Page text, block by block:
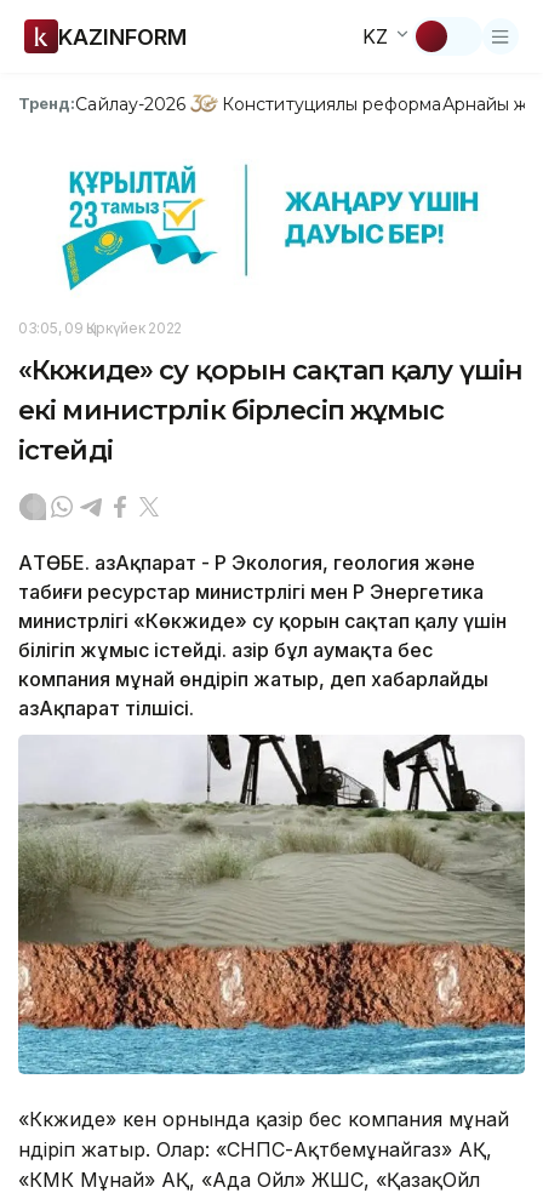
KAZINFORM KZ
Тренд:Сайлау-2026 Конституциялық реформаАрнайы
03:05, 09 Қыркүйек 2022
«Көкжиде» су қорын сақтап қалу үшін
екі министрлік бірлесіп жұмыс
істейді
АҚТӨБЕ. ҚазАқпарат - ҚР Экология, геология және
табиғи ресурстар министрлігі мен ҚР Энергетика
министрлігі «Көкжиде» су қорын сақтап қалу үшін
білігіп жұмыс істейді. Қазір бұл аумақта бес
компания мұнай өндіріп жатыр, деп хабарлайды
ҚазАқпарат тілшісі.
«Көкжиде» кен орнында қазір бес компания мұнай
өндіріп жатыр. Олар: «СНПС-Ақтөбемұнайгаз» АҚ,
«КМК Мұнай» АҚ, «Ада Ойл» ЖШС, «ҚазақОйл